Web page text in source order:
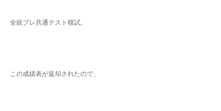
全統プレ共通テスト模試。
この成績表が返却されたので、